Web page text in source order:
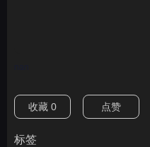
收藏 0 点赞
标签